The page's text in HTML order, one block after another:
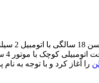
متولد سال
با موتور 4 سیلندر مشهور شد.
را آغاز کرد و با توجه به نام